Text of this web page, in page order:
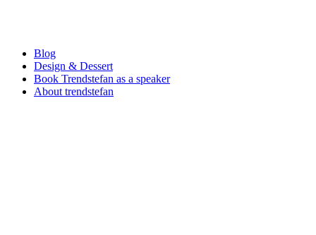
Blog
Design & Dessert
Book Trendstefan as a speaker
About trendstefan